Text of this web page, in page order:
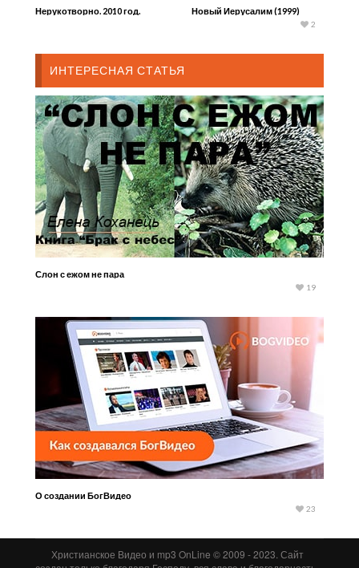
Нерукотворно. 2010 год.
Новый Иерусалим (1999)
2
ИНТЕРЕСНАЯ СТАТЬЯ
Слон с ежом не пара
19
О создании БогВидео
23
Христианское Видео и mp3 OnLine © 2009 - 2023. Сайт